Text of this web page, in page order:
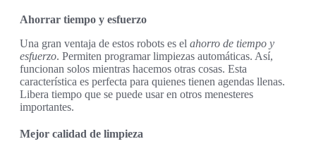
Ahorrar tiempo y esfuerzo
Una gran ventaja de estos robots es el ahorro de tiempo y
esfuerzo. Permiten programar limpiezas automáticas. Así,
funcionan solos mientras hacemos otras cosas. Esta
característica es perfecta para quienes tienen agendas llenas.
Libera tiempo que se puede usar en otros menesteres
importantes.
Mejor calidad de limpieza